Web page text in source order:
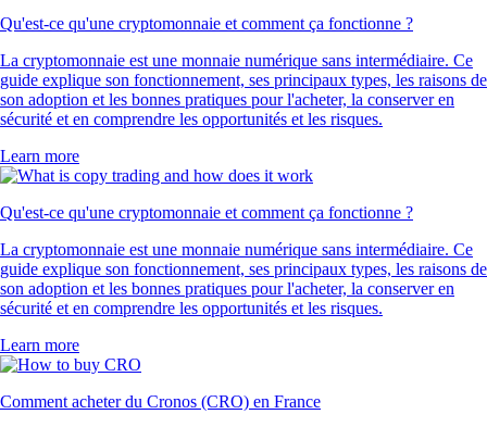
Qu'est-ce qu'une cryptomonnaie et comment ça fonctionne ?
La cryptomonnaie est une monnaie numérique sans intermédiaire. Ce
guide explique son fonctionnement, ses principaux types, les raisons de
son adoption et les bonnes pratiques pour l'acheter, la conserver en
sécurité et en comprendre les opportunités et les risques.
Learn more
Qu'est-ce qu'une cryptomonnaie et comment ça fonctionne ?
La cryptomonnaie est une monnaie numérique sans intermédiaire. Ce
guide explique son fonctionnement, ses principaux types, les raisons de
son adoption et les bonnes pratiques pour l'acheter, la conserver en
sécurité et en comprendre les opportunités et les risques.
Learn more
Comment acheter du Cronos (CRO) en France